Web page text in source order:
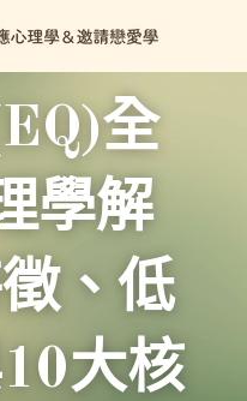
全
學解
、低
大核